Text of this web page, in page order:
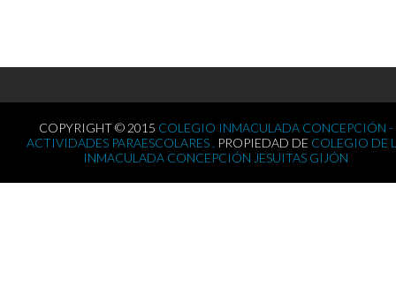
COPYRIGHT © 2015 COLEGIO INMACULADA CONCEPCIÓN -
ACTIVIDADES PARAESCOLARES . PROPIEDAD DE COLEGIO DE
INMACULADA CONCEPCIÓN JESUITAS GIJÓN